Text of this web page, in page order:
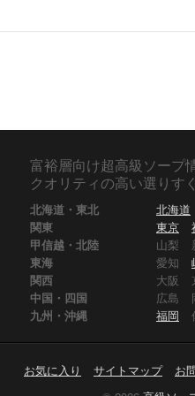
富裕層向け超高級ソープ
クオリティの高い選りす
北海道・東北 北海道
関東
東京
甲信越・北陸
山梨
東海
愛知
関西
大阪
中国・四国
広島
九州・沖縄
福岡
お気に入り サイトマップ お